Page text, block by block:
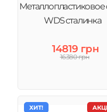
WDS сталинка
14819 грн
16380 грн
ХИТ!